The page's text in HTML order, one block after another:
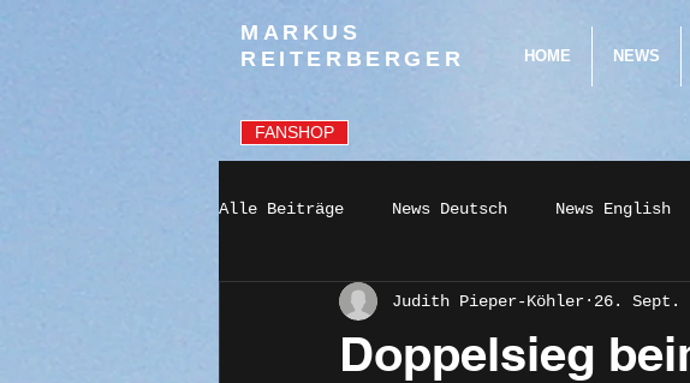
MARKUS
REITERBERGER
HOME NEWS
FANSHOP
Alle Beiträge News Deutsch News English
Doppelsieg
Judith Pieper-Köhler 26. Sept.